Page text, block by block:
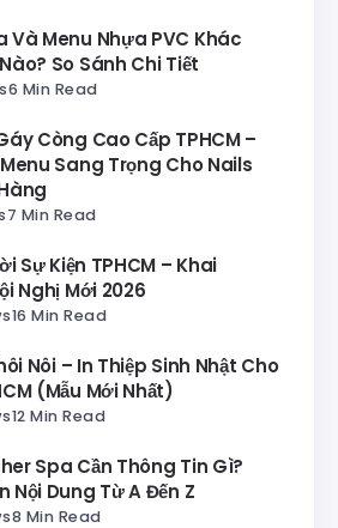
Và Menu Nhựa PVC Khác
So Sánh Chi Tiết
6 Min Read
Còng Cao Cấp TPHCM –
Sang Trọng Cho Nails
7 Min Read
Sự Kiện TPHCM – Khai
Nghị Mới 2026
16 Min Read
Nôi – In Thiệp Sinh Nhật Cho
(Mẫu Mới Nhất)
12 Min Read
Spa Cần Thông Tin Gì?
Nội Dung Từ A Đến Z
8 Min Read